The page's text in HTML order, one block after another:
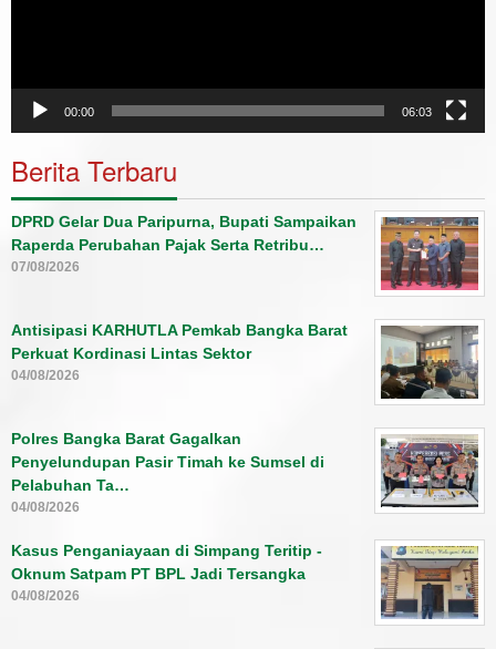
00:00 06:03
Berita Terbaru
DPRD Gelar Dua Paripurna, Bupati Sampaikan
Raperda Perubahan Pajak Serta Retribu…
07/08/2026
Antisipasi KARHUTLA Pemkab Bangka Barat
Perkuat Kordinasi Lintas Sektor
04/08/2026
Polres Bangka Barat Gagalkan
Penyelundupan Pasir Timah ke Sumsel di
Pelabuhan Ta…
04/08/2026
Kasus Penganiayaan di Simpang Teritip -
Oknum Satpam PT BPL Jadi Tersangka
04/08/2026